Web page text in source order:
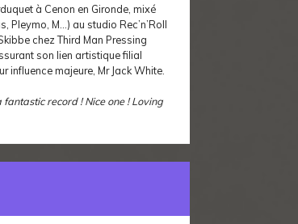
à Cenon en Gironde, mixé
Pleymo, M…) au studio Rec’n’Roll
chez Third Man Pressing
son lien artistique filial
influence majeure, Mr Jack White.
fantastic record ! Nice one ! Loving